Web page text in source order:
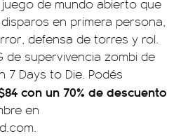
de mundo abierto que
en primera persona,
defensa de torres y rol.
de supervivencia zombi de
Days to Die. Podés
con un 70% de descuento
en